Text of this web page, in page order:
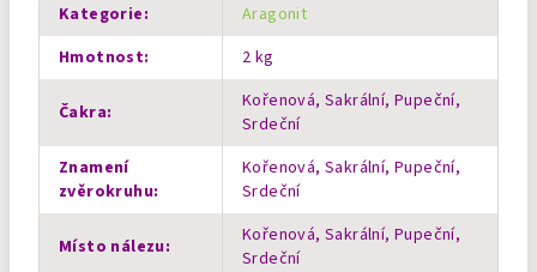
Kategorie:
Aragonit
Hmotnost: 2 kg
Čakra:
Kořenová, Sakrální, Pupeční,
Srdeční
Znamení
zvěrokruhu:
Kořenová, Sakrální, Pupeční,
Srdeční
Místo nálezu:
Kořenová, Sakrální, Pupeční,
Srdeční